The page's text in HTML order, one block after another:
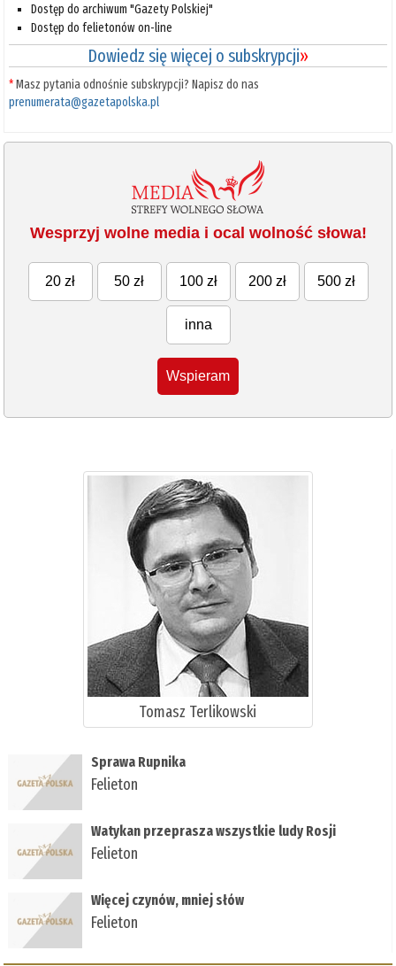
Dostęp do archiwum "Gazety Polskiej"
Dostęp do felietonów on-line
Dowiedz się więcej o subskrypcji»
*Masz pytania odnośnie subskrypcji? Napisz do nas
prenumerata@gazetapolska.pl
Wesprzyj wolne media i ocal wolność słowa!
20 zł 50 zł 100 zł 200 zł 500 zł
inna
Wspieram
Tomasz Terlikowski
Sprawa Rupnika
Felieton
Watykan przeprasza wszystkie ludy Rosji
Felieton
Więcej czynów, mniej słów
Felieton